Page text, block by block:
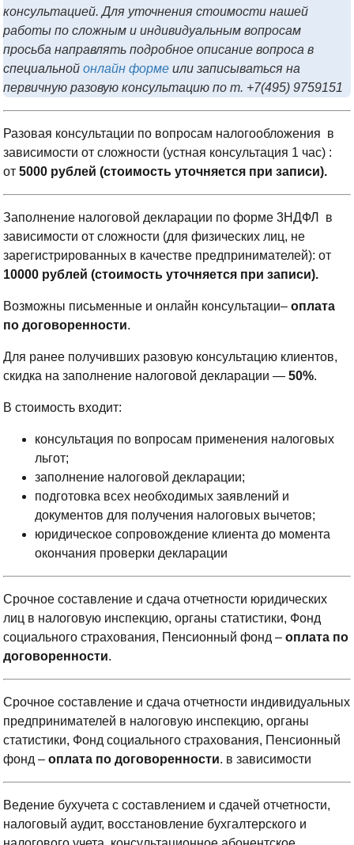
консультацией. Для уточнения стоимости нашей
работы по сложным и индивидуальным вопросам
просьба направлять подробное описание вопроса в
специальнойонлайн форме или записываться на
первичную разовую консультацию по т. +7(495) 9759151
Разовая консультации по вопросам налогообложения в
зависимости от сложности (устная консультация 1 час) :
от5000 рублей (стоимость уточняется при записи).
Заполнение налоговой декларации по форме 3НДФЛ в
зависимости от сложности (для физических лиц, не
зарегистрированных в качестве предпринимателей): от
10000 рублей (стоимость уточняется при записи).
Возможны письменные и онлайн консультации–оплата
по договоренности.
Для ранее получивших разовую консультацию клиентов,
скидка на заполнение налоговой декларации —50%.
В стоимость входит:
консультация по вопросам применения налоговых
льгот;
заполнение налоговой декларации;
подготовка всех необходимых заявлений и
документов для получения налоговых вычетов;
юридическое сопровождение клиента до момента
окончания проверки декларации
Срочное составление и сдача отчетности юридических
лиц в налоговую инспекцию, органы статистики, Фонд
социального страхования, Пенсионный фонд –оплата по
договоренности.
Срочное составление и сдача отчетности индивидуальных
предпринимателей в налоговую инспекцию, органы
статистики, Фонд социального страхования, Пенсионный
фонд –оплата по договоренности. в зависимости
Ведение бухучета с составлением и сдачей отчетности,
налоговый аудит, восстановление бухгалтерского и